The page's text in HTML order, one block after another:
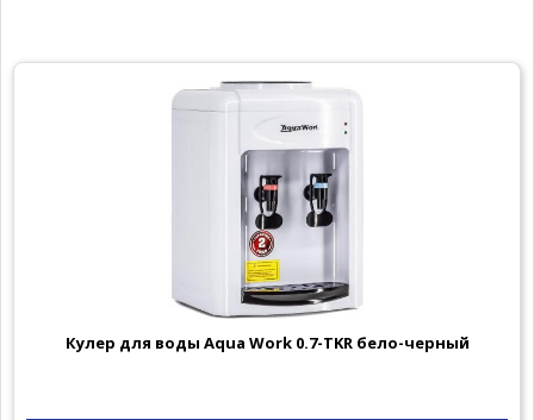
Кулер для воды Aqua Work 0.7-TKR бело-черный